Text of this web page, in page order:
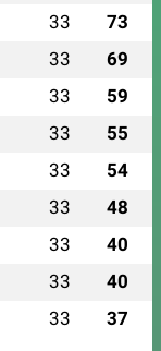
33 73
33 69
33 59
33 55
33 54
33 48
33 40
33 40
33 37